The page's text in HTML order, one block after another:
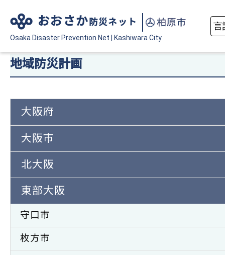
おおさか 防災ネット
Osaka Disaster Prevention Net Kashiwara City
地域防災計画
大阪府
大阪市
北大阪
東部大阪
守口市
枚方市